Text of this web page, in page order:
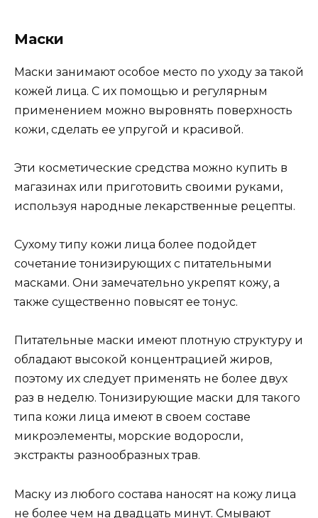
Маски
Маски занимают особое место по уходу за такой
кожей лица. С их помощью и регулярным
применением можно выровнять поверхность
кожи, сделать ее упругой и красивой.
Эти косметические средства можно купить в
магазинах или приготовить своими руками,
используя народные лекарственные рецепты.
Сухому типу кожи лица более подойдет
сочетание тонизирующих с питательными
масками. Они замечательно укрепят кожу, а
также существенно повысят ее тонус.
Питательные маски имеют плотную структуру и
обладают высокой концентрацией жиров,
поэтому их следует применять не более двух
раз в неделю. Тонизирующие маски для такого
типа кожи лица имеют в своем составе
микроэлементы, морские водоросли,
экстракты разнообразных трав.
Маску из любого состава наносят на кожу лица
не более чем на двадцать минут. Смывают